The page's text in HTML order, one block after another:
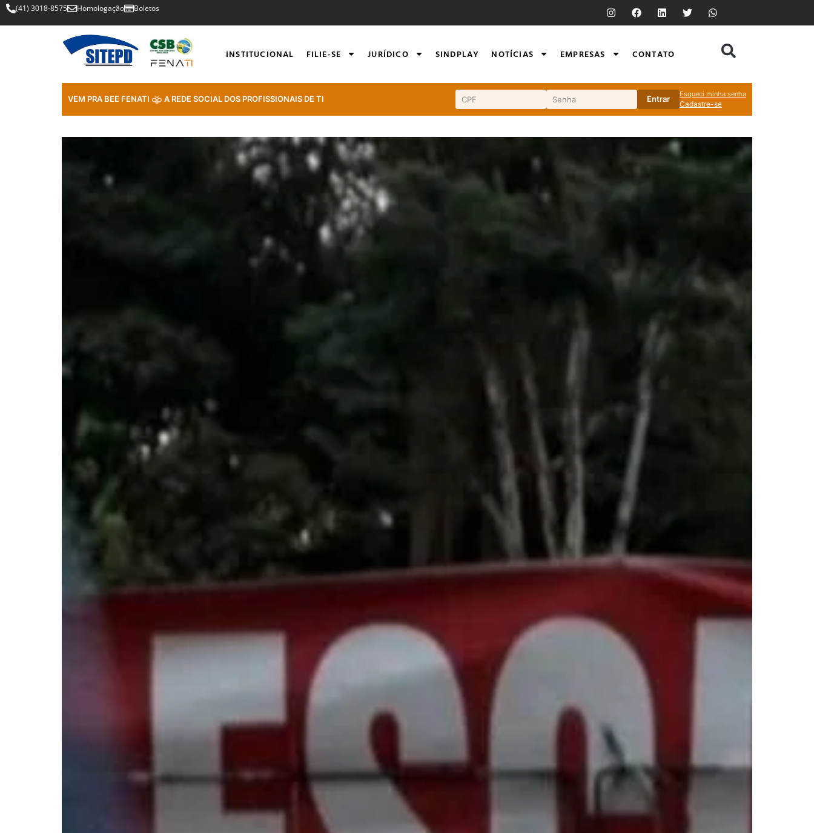
(41) 3018-8575 Homologação Boletos
INSTITUCIONAL FILIE-SE JURÍDICO SINDPLAY NOTÍCIAS EMPRESAS CONTATO
VEM PRA BEE FENATI A REDE SOCIAL DOS PROFISSIONAIS DE TI Entrar
Esqueci minha senha
Cadastre-se